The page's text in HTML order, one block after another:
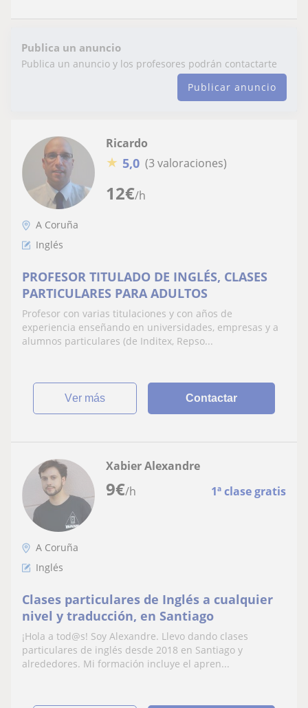
Publica un anuncio
Publica un anuncio y los profesores podrán contactarte
Publicar anuncio
12€/h
Ricardo
★ 5,0 (3 valoraciones)
A Coruña
Inglés
PROFESOR TITULADO DE INGLÉS, CLASES
PARTICULARES PARA ADULTOS
Profesor con varias titulaciones y con años de
experiencia enseñando en universidades, empresas y a
alumnos particulares (de Inditex, Repso...
ver más Contactar
9€/h 1ª clase gratis
Xabier Alexandre
A Coruña
Inglés
Clases particulares de Inglés a cualquier
nivel y traducción, en Santiago
¡Hola a tod@s! Soy Alexandre. Llevo dando clases
particulares de inglés desde 2018 en Santiago y
alrededores. Mi formación incluye el apren...